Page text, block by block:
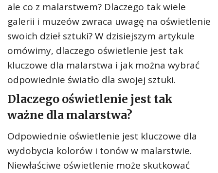
ale co z malarstwem? Dlaczego tak wiele
galerii i muzeów zwraca uwagę na oświetlenie
swoich dzieł sztuki? W dzisiejszym artykule
omówimy, dlaczego oświetlenie jest tak
kluczowe dla malarstwa i jak można wybrać
odpowiednie światło dla swojej sztuki.
Dlaczego oświetlenie jest tak
ważne dla malarstwa?
Odpowiednie oświetlenie jest kluczowe dla
wydobycia kolorów i tonów w malarstwie.
Niewłaściwe oświetlenie może skutkować